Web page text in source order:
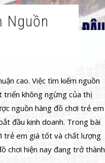
cao. Việc tìm kiếm nguồn
triển không ngừng của thị
nguồn hàng đồ chơi trẻ em
đầu kinh doanh. Trong bài
trẻ em giá tốt và chất lượng
chơi hiện nay đang trở thành